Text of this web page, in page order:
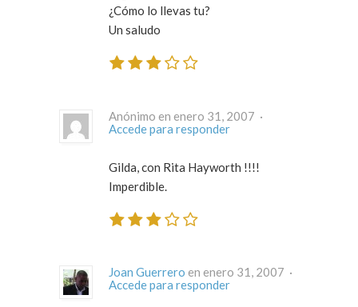
¿Cómo lo llevas tu?
Un saludo
Anónimo en enero 31, 2007 ·
Accede para responder
Gilda, con Rita Hayworth !!!!
Imperdible.
Joan Guerrero
en enero 31, 2007 ·
Accede para responder